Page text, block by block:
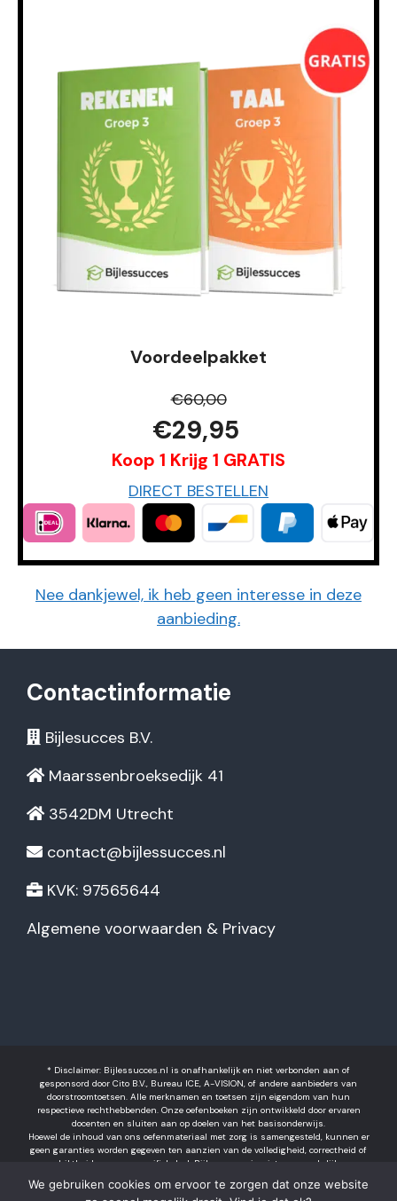
Voordeelpakket
€60,00
€29,95
Koop 1 Krijg 1 GRATIS
DIRECT BESTELLEN
Nee dankjewel, ik heb geen interesse in deze
aanbieding.
Contactinformatie
Bijlesucces B.V.
Maarssenbroeksedijk 41
3542DM Utrecht
contact@bijlessucces.nl
KVK: 97565644
Algemene voorwaarden & Privacy
* Disclaimer: Bijlessucces.nl is onafhankelijk en niet verbonden aan of
gesponsord door Cito B.V., Bureau ICE, A-VISION, of andere aanbieders van
doorstroomtoetsen. Alle merknamen en toetsen zijn eigendom van hun
respectieve rechthebbenden. Onze oefenboeken zijn ontwikkeld door ervaren
docenten en sluiten aan op doelen van het basisonderwijs.
Hoewel de inhoud van ons oefenmateriaal met zorg is samengesteld, kunnen er
geen garanties worden gegeven ten aanzien van de volledigheid, correctheid of
geschiktheid voor een specifiek doel. Bijlessucces is niet aansprakelijk voor
gebruik ervan. Resultaten kunnen per leerling verschillen. Het gebruik van dit
We gebruiken cookies om ervoor te zorgen dat onze website